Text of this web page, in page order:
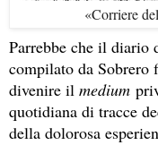
«Corriere
Parrebbe che il diario
compilato da Sobrero
divenire il medium
quotidiana di tracce
della dolorosa